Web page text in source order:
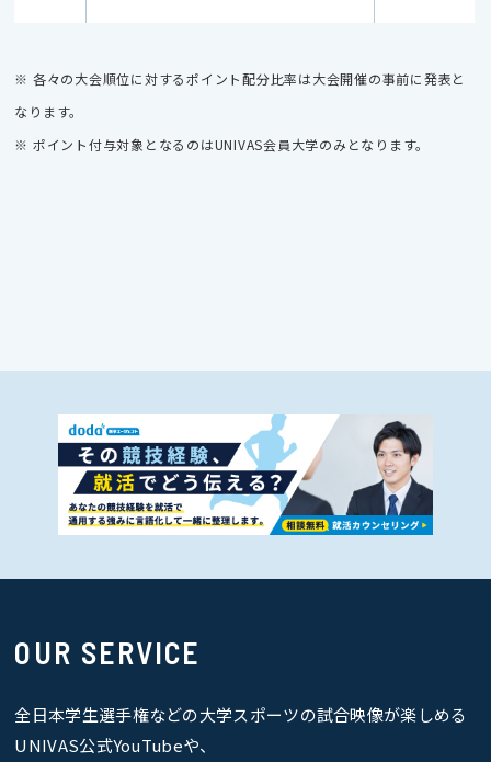
※ 各々の大会順位に対するポイント配分比率は大会開催の事前に発表と
なります。
※ ポイント付与対象となるのはUNIVAS会員大学のみとなります。
OUR SERVICE
全日本学生選手権などの大学スポーツの試合映像が楽しめる
UNIVAS公式YouTubeや、